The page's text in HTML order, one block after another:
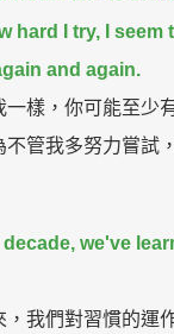
hard I try, I
and again.
一樣，你可能至少
不管我多努力嘗試
decade, we've
，我們對習慣的運